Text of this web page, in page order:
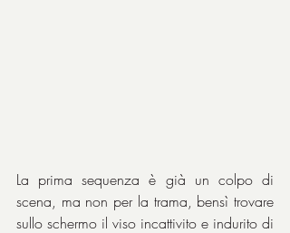
La prima sequenza è già un colpo di
scena, ma non per la trama, bensì trovare